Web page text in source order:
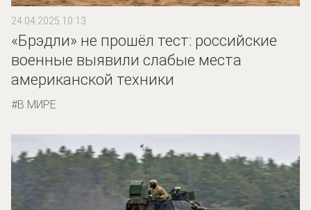
24.04.2025 10:13
«Брэдли» не прошёл тест: российские
военные выявили слабые места
американской техники
В МИРЕ